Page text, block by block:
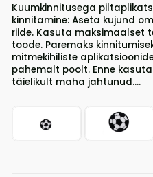
Kuumkinnitusega
kinnitamine: Aseta kujund
riide. Kasuta maksimaalset
toode. Paremaks
mitmekihiliste
pahemalt poolt. Enne
täielikult maha jahtunud....